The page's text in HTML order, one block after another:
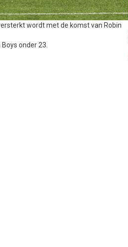
wordt met de komst van Robin
onder 23.